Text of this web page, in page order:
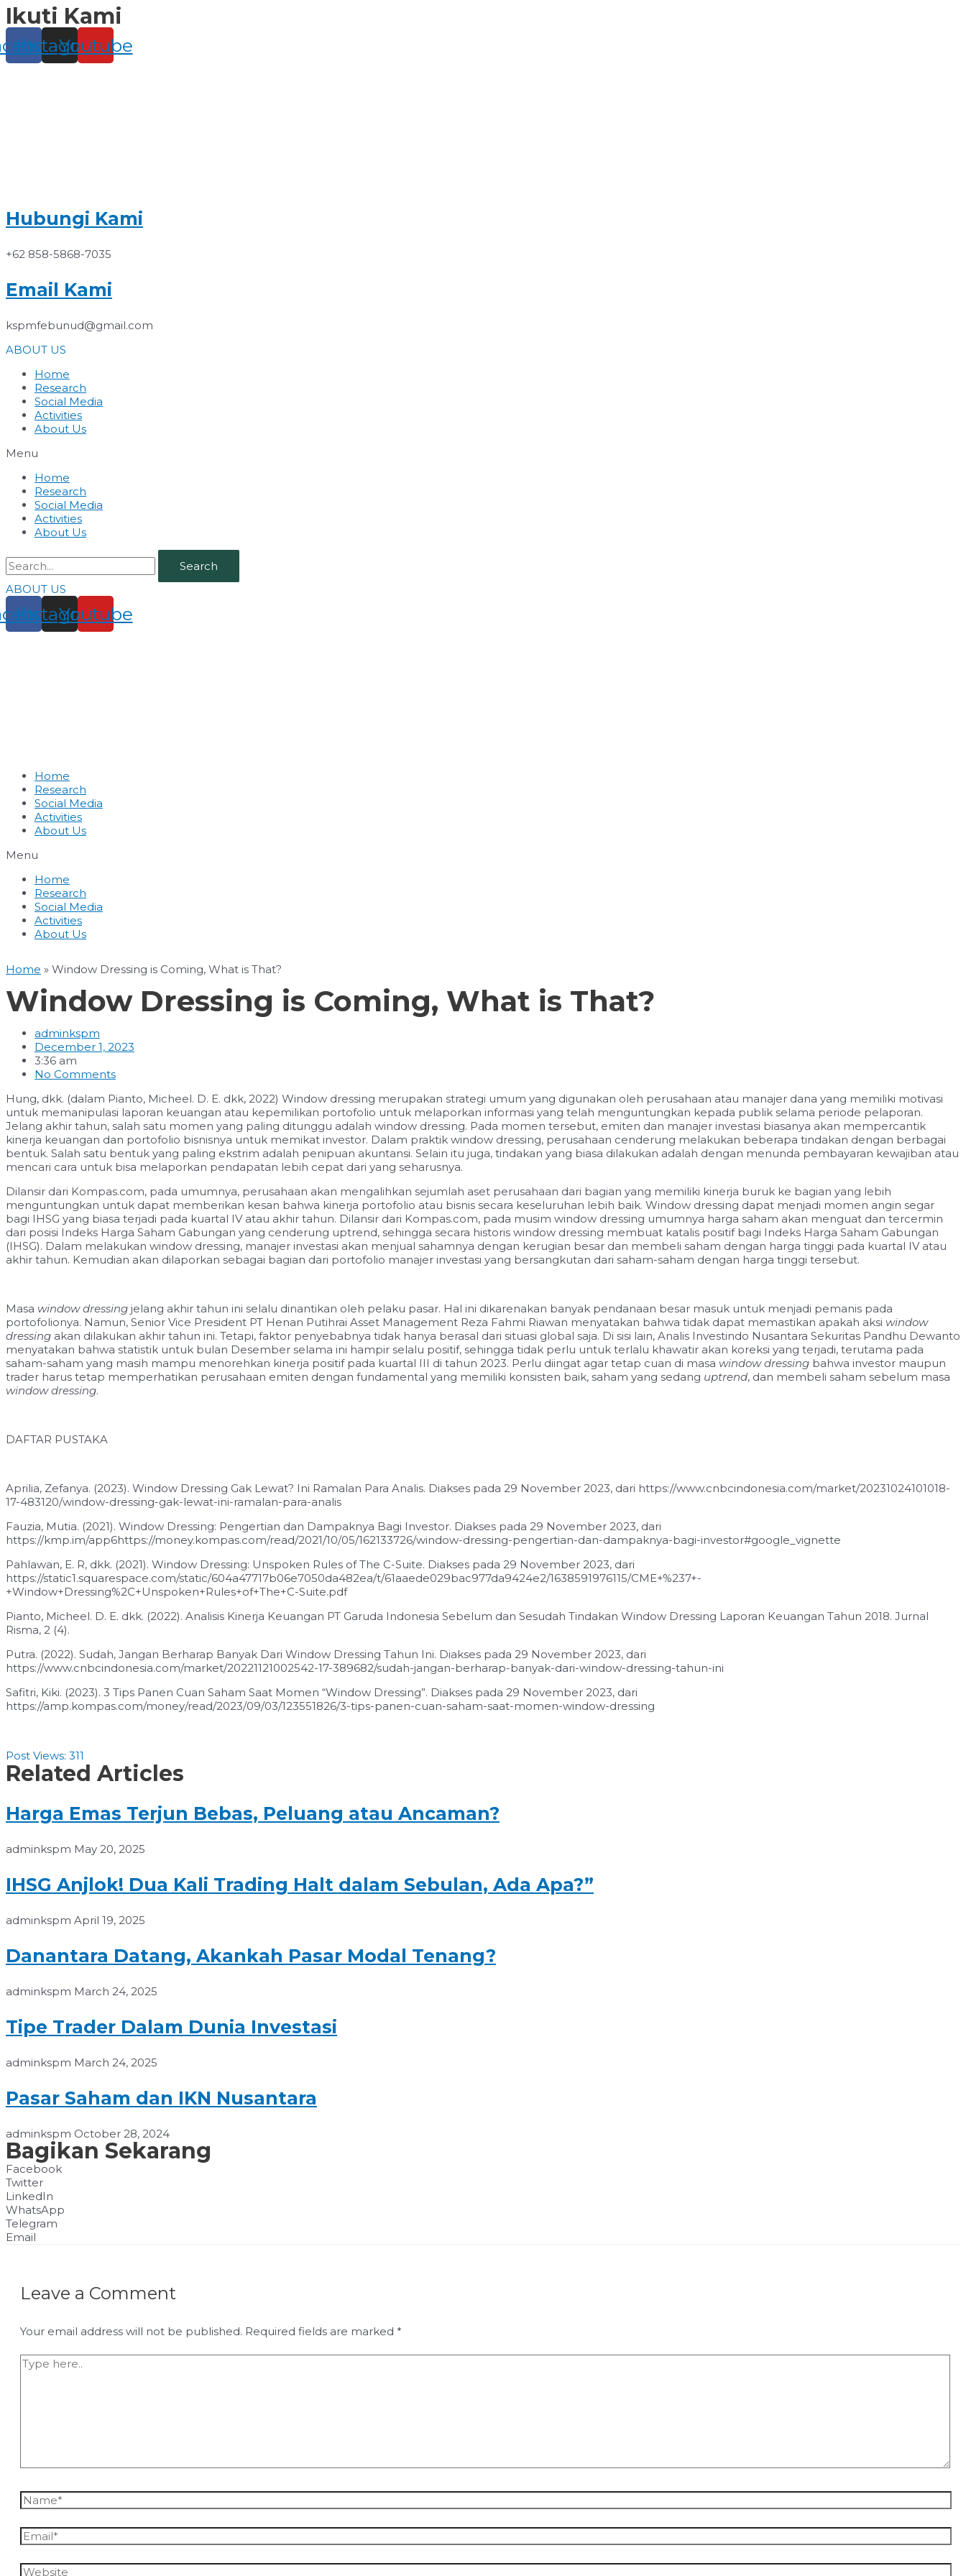
Skip
to
content
Ikuti Kami
Instagram
Youtube
Hubungi Kami
+62 858-5868-7035
Email Kami
kspmfebunud@gmail.com
ABOUT US
Home
Research
Social Media
Activities
About Us
Menu
Home
Research
Social Media
Activities
About Us
Search
ABOUT US
Instagram
Youtube
Home
Research
Social Media
Activities
About Us
Menu
Home
Research
Social Media
Activities
About Us
Home » Window Dressing is Coming, What is That?
Window Dressing is Coming, What is That?
adminkspm
December 1, 2023
3:36 am
No Comments
Hung, dkk. (dalam Pianto, Micheel. D. E. dkk, 2022) Window dressing merupakan strategi umum yang digunakan oleh perusahaan atau manajer dana yang memiliki motivasi
untuk memanipulasi laporan keuangan atau kepemilikan portofolio untuk melaporkan informasi yang telah menguntungkan kepada publik selama periode pelaporan.
Jelang akhir tahun, salah satu momen yang paling ditunggu adalah window dressing. Pada momen tersebut, emiten dan manajer investasi biasanya akan mempercantik
kinerja keuangan dan portofolio bisnisnya untuk memikat investor. Dalam praktik window dressing, perusahaan cenderung melakukan beberapa tindakan dengan berbagai
bentuk. Salah satu bentuk yang paling ekstrim adalah penipuan akuntansi. Selain itu juga, tindakan yang biasa dilakukan adalah dengan menunda pembayaran kewajiban atau
mencari cara untuk bisa melaporkan pendapatan lebih cepat dari yang seharusnya.
Dilansir dari Kompas.com, pada umumnya, perusahaan akan mengalihkan sejumlah aset perusahaan dari bagian yang memiliki kinerja buruk ke bagian yang lebih
menguntungkan untuk dapat memberikan kesan bahwa kinerja portofolio atau bisnis secara keseluruhan lebih baik. Window dressing dapat menjadi momen angin segar
bagi IHSG yang biasa terjadi pada kuartal IV atau akhir tahun. Dilansir dari Kompas.com, pada musim window dressing umumnya harga saham akan menguat dan tercermin
dari posisi Indeks Harga Saham Gabungan yang cenderung uptrend, sehingga secara historis window dressing membuat katalis positif bagi Indeks Harga Saham Gabungan
(IHSG). Dalam melakukan window dressing, manajer investasi akan menjual sahamnya dengan kerugian besar dan membeli saham dengan harga tinggi pada kuartal IV atau
akhir tahun. Kemudian akan dilaporkan sebagai bagian dari portofolio manajer investasi yang bersangkutan dari saham-saham dengan harga tinggi tersebut.
Masa window dressing jelang akhir tahun ini selalu dinantikan oleh pelaku pasar. Hal ini dikarenakan banyak pendanaan besar masuk untuk menjadi pemanis pada
portofolionya. Namun, Senior Vice President PT Henan Putihrai Asset Management Reza Fahmi Riawan menyatakan bahwa tidak dapat memastikan apakah aksi window
dressing akan dilakukan akhir tahun ini. Tetapi, faktor penyebabnya tidak hanya berasal dari situasi global saja. Di sisi lain, Analis Investindo Nusantara Sekuritas Pandhu Dewanto
menyatakan bahwa statistik untuk bulan Desember selama ini hampir selalu positif, sehingga tidak perlu untuk terlalu khawatir akan koreksi yang terjadi, terutama pada
saham-saham yang masih mampu menorehkan kinerja positif pada kuartal III di tahun 2023. Perlu diingat agar tetap cuan di masa window dressing bahwa investor maupun
trader harus tetap memperhatikan perusahaan emiten dengan fundamental yang memiliki konsisten baik, saham yang sedang uptrend, dan membeli saham sebelum masa
window dressing.
DAFTAR PUSTAKA
Aprilia, Zefanya. (2023). Window Dressing Gak Lewat? Ini Ramalan Para Analis. Diakses pada 29 November 2023, dari https://www.cnbcindonesia.com/market/20231024101018-
17-483120/window-dressing-gak-lewat-ini-ramalan-para-analis
Fauzia, Mutia. (2021). Window Dressing: Pengertian dan Dampaknya Bagi Investor. Diakses pada 29 November 2023, dari
https://kmp.im/app6https://money.kompas.com/read/2021/10/05/162133726/window-dressing-pengertian-dan-dampaknya-bagi-investor#google_vignette
Pahlawan, E. R, dkk. (2021). Window Dressing: Unspoken Rules of The C-Suite. Diakses pada 29 November 2023, dari
https://static1.squarespace.com/static/604a47717b06e7050da482ea/t/61aaede029bac977da9424e2/1638591976115/CME+%237+-
+Window+Dressing%2C+Unspoken+Rules+of+The+C-Suite.pdf
Pianto, Micheel. D. E. dkk. (2022). Analisis Kinerja Keuangan PT Garuda Indonesia Sebelum dan Sesudah Tindakan Window Dressing Laporan Keuangan Tahun 2018. Jurnal
Risma, 2 (4).
Putra. (2022). Sudah, Jangan Berharap Banyak Dari Window Dressing Tahun Ini. Diakses pada 29 November 2023, dari
https://www.cnbcindonesia.com/market/20221121002542-17-389682/sudah-jangan-berharap-banyak-dari-window-dressing-tahun-ini
Safitri, Kiki. (2023). 3 Tips Panen Cuan Saham Saat Momen “Window Dressing”. Diakses pada 29 November 2023, dari
https://amp.kompas.com/money/read/2023/09/03/123551826/3-tips-panen-cuan-saham-saat-momen-window-dressing
Post Views: 311
Related Articles
Harga Emas Terjun Bebas, Peluang atau Ancaman?
adminkspm May 20, 2025
IHSG Anjlok! Dua Kali Trading Halt dalam Sebulan, Ada Apa?”
adminkspm April 19, 2025
Danantara Datang, Akankah Pasar Modal Tenang?
adminkspm March 24, 2025
Tipe Trader Dalam Dunia Investasi
adminkspm March 24, 2025
Pasar Saham dan IKN Nusantara
adminkspm October 28, 2024
Bagikan Sekarang
Facebook
Twitter
LinkedIn
WhatsApp
Telegram
Email
Leave a Comment
Your email address will not be published. Required fields are marked *
Type
here..
Name*
Email*
Website